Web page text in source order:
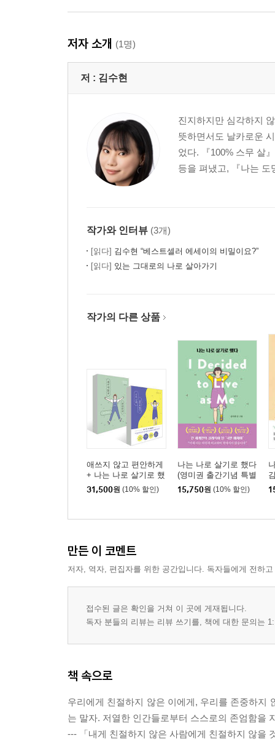
저자 소개 (1명)
저 : 김수현
진지하지만 심각하지
뜻하면서도 날카로운
었다. 『100% 스무 살
등을 펴냈고, 『나는 도
작가와 인터뷰 (3개)
[읽다] 김수현 “베스트셀러 에세이의 비밀이요?”
[읽다] 있는 그대로의 나로 살아가기
작가의 다른 상품
애쓰지 않고 편안하게
+ 나는 나로 살기로 했
다
31,500원 (10% 할인)
나는 나로 살기로 했다
(영미권 출간기념 특별
판)
15,750원 (10% 할인)
만든 이 코멘트
저자, 역자, 편집자를 위한 공간입니다. 독자들에게 전하
접수된 글은 확인을 거쳐 이 곳에 게재됩니다.
독자 분들의 리뷰는 리뷰 쓰기를, 책에 대한 문의는
책 속으로
우리에게 친절하지 않은 이에게, 우리를 존중하지
는 말자. 저열한 인간들로부터 스스로의 존엄함을
--- 「내게 친절하지 않은 사람에게 친절하지 않을